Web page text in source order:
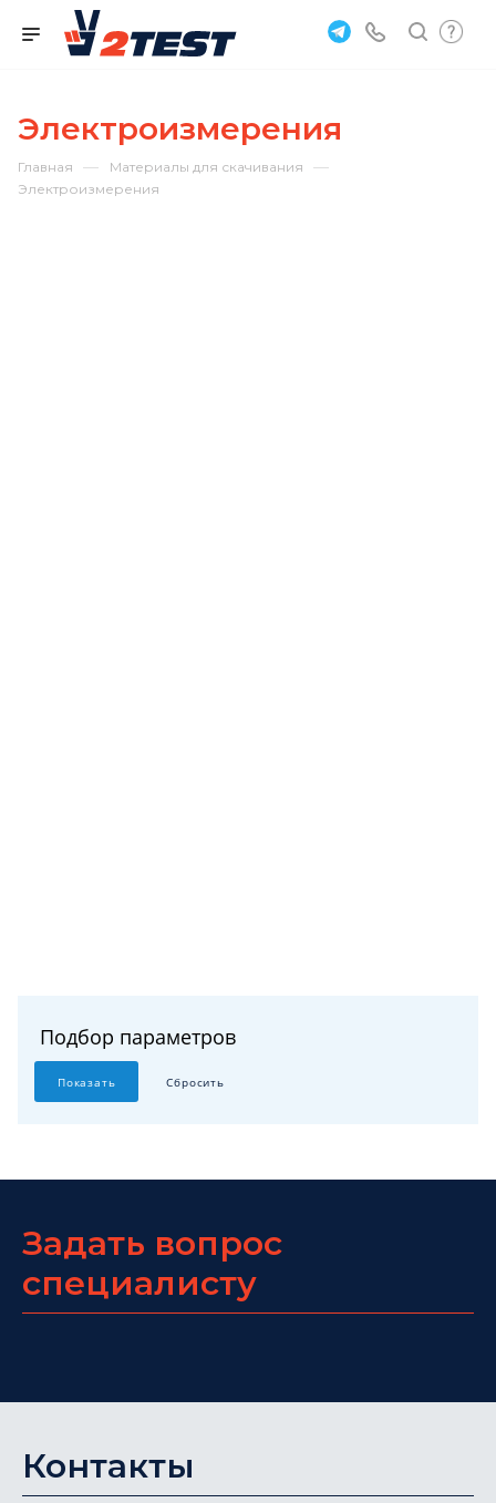
Электроизмерения
Главная — Материалы для скачивания —
Электроизмерения
Подбор параметров
Задать вопрос
специалисту
Контакты